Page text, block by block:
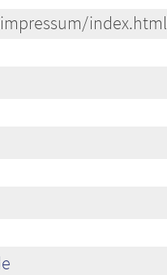
index.html